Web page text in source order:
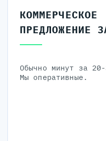
КОММЕРЧЕСКОЕ
ПРЕДЛОЖЕНИЕ
Обычно минут за
Мы оперативные.